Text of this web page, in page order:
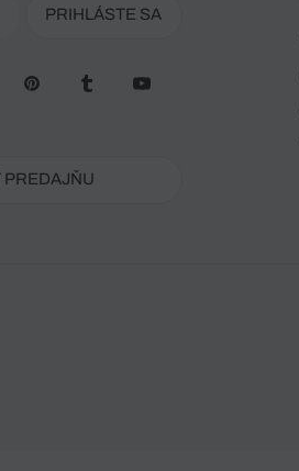
PRIHLÁSTE SA
PREDAJŇU